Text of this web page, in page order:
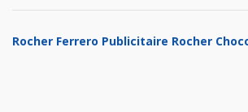
Rocher Ferrero Publicitaire Rocher